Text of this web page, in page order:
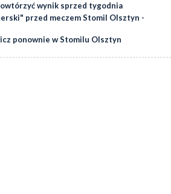
wynik sprzed tygodnia
przed meczem Stomil Olsztyn -
ponownie w Stomilu Olsztyn